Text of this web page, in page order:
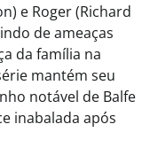
e Roger (Richard
de ameaças
da família na
mantém seu
notável de Balfe
inabalada após